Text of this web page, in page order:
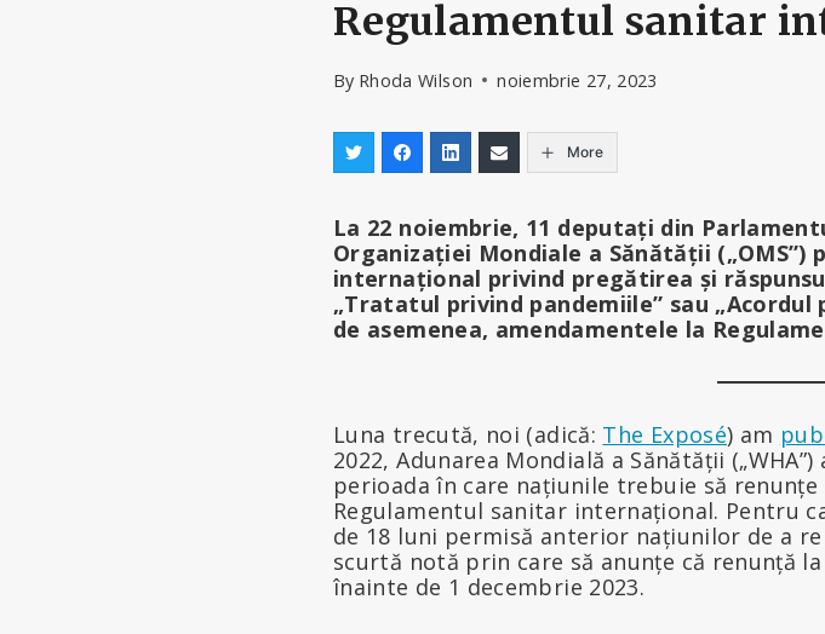
Regulamentul sanitar
By Rhoda Wilson noiembrie 27, 2023
More
La 22 noiembrie, 11 deputați din
Organizației Mondiale a Sănătății
internațional privind pregătirea și
„Tratatul privind pandemiile” sau
de asemenea, amendamentele la
Luna trecută, noi (adică: The Exposé) am
2022, Adunarea Mondială a Sănătății
perioada în care națiunile trebuie să
Regulamentul sanitar internațional. Pentru
de 18 luni permisă anterior națiunilor de a
scurtă notă prin care să anunțe că renunță
înainte de 1 decembrie 2023.